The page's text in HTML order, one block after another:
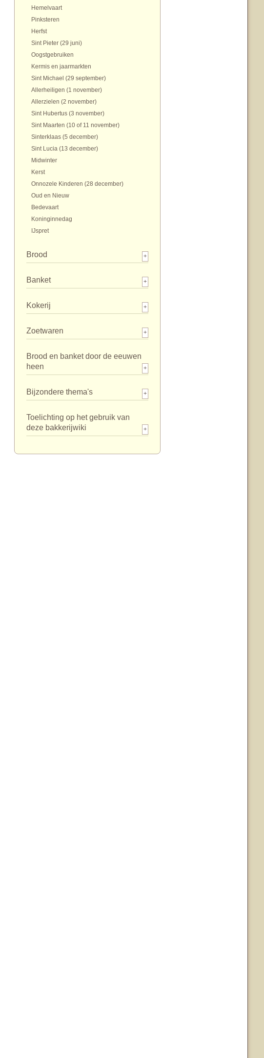
Hemelvaart
Pinksteren
Herfst
Sint Pieter (29 juni)
Oogstgebruiken
Kermis en jaarmarkten
Sint Michael (29 september)
Allerheiligen (1 november)
Allerzielen (2 november)
Sint Hubertus (3 november)
Sint Maarten (10 of 11 november)
Sinterklaas (5 december)
Sint Lucia (13 december)
Midwinter
Kerst
Onnozele Kinderen (28 december)
Oud en Nieuw
Bedevaart
Koninginnedag
IJspret
Brood +
Banket +
Kokerij +
Zoetwaren +
Brood en banket door de eeuwen
heen
+
Bijzondere thema's +
Toelichting op het gebruik van
deze bakkerijwiki
+